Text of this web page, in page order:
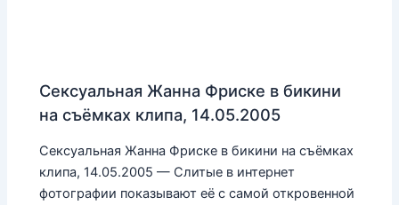
Сексуальная Жанна Фриске в бикини
на съёмках клипа, 14.05.2005
Сексуальная Жанна Фриске в бикини на съёмках
клипа, 14.05.2005 — Слитые в интернет
фотографии показывают её с самой откровенной